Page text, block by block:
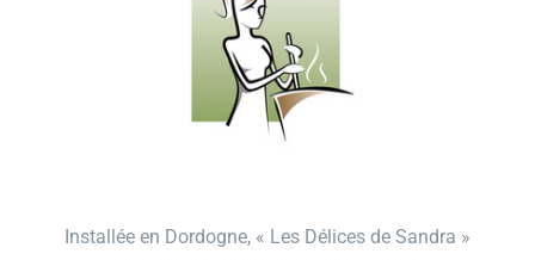
Installée en Dordogne, « Les Délices de Sandra »